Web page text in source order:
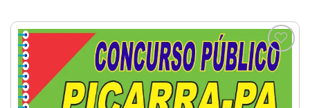
Add to
wishlist